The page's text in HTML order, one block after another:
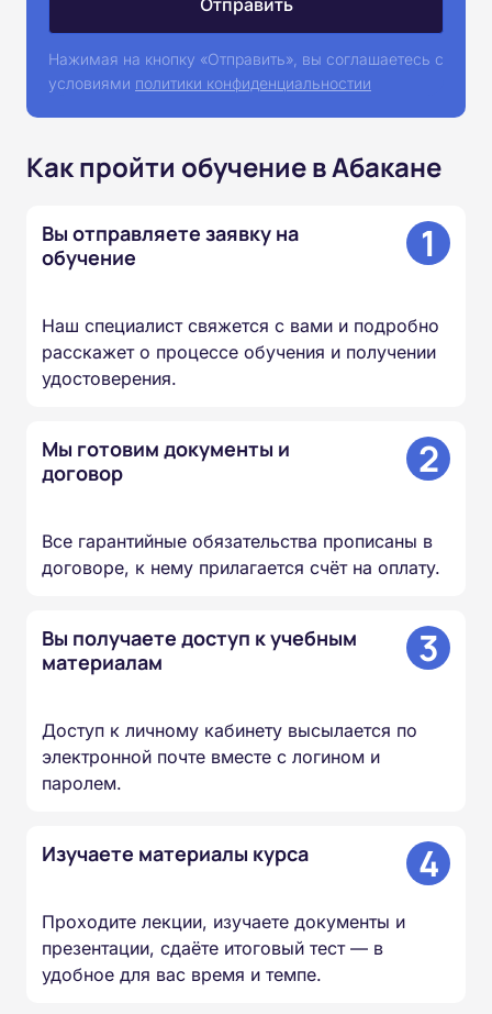
Нажимая на кнопку «Отправить», вы соглашаетесь с
условиями политики конфиденциальностии
Как пройти обучение в Абакане
Вы отправляете заявку на
обучение
1
Наш специалист свяжется с вами и подробно
расскажет о процессе обучения и получении
удостоверения.
Мы готовим документы и
договор
2
Все гарантийные обязательства прописаны в
договоре, к нему прилагается счёт на оплату.
Вы получаете доступ к учебным
материалам
3
Доступ к личному кабинету высылается по
электронной почте вместе с логином и
паролем.
Изучаете материалы курса 4
Проходите лекции, изучаете документы и
презентации, сдаёте итоговый тест — в
удобное для вас время и темпе.